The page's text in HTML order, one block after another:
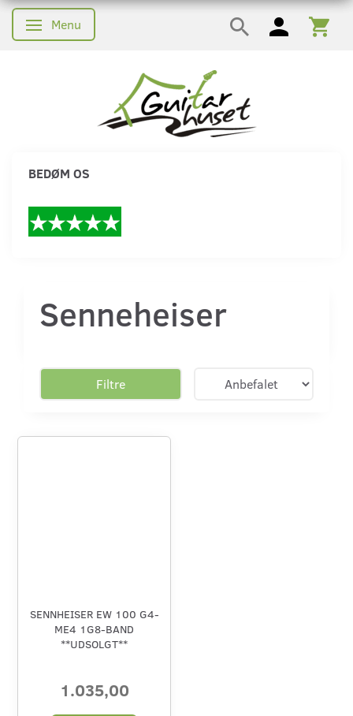
Skifte navigation
Menu
BEDØM OS
Senneheiser
Filtre
SENNHEISER EW 100 G4-
ME4 1G8-BAND
**UDSOLGT**
1.035,00